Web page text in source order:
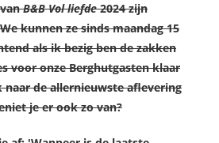
vanB&B Vol liefde2024 zijn
kunnen ze sinds maandag 15
als ik bezig ben de zakken
voor onze Berghutgasten klaar
de allernieuwste aflevering
je er ook zo van?